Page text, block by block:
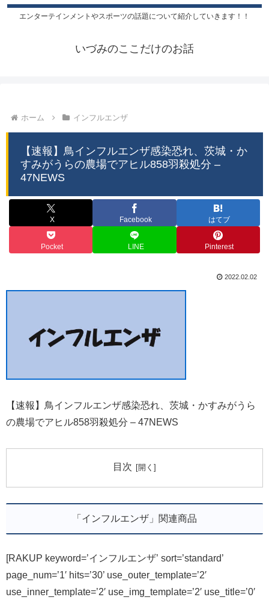
エンターテインメントやスポーツの話題について紹介していきます！！
いづみのここだけのお話
ホーム インフルエンザ
【速報】鳥インフルエンザ感染恐れ、茨城・か
すみがうらの農場でアヒル858羽殺処分 –
47NEWS
X Facebook はてブ
Pocket LINE Pinterest
2022.02.02
【速報】鳥インフルエンザ感染恐れ、茨城・かすみがうら
の農場でアヒル858羽殺処分 – 47NEWS
目次
「インフルエンザ」関連商品
[RAKUP keyword=’インフルエンザ’ sort=’standard’
page_num=’1′ hits=’30’ use_outer_template=’2′
use_inner_template=’2′ use_img_template=’2′ use_title=’0′